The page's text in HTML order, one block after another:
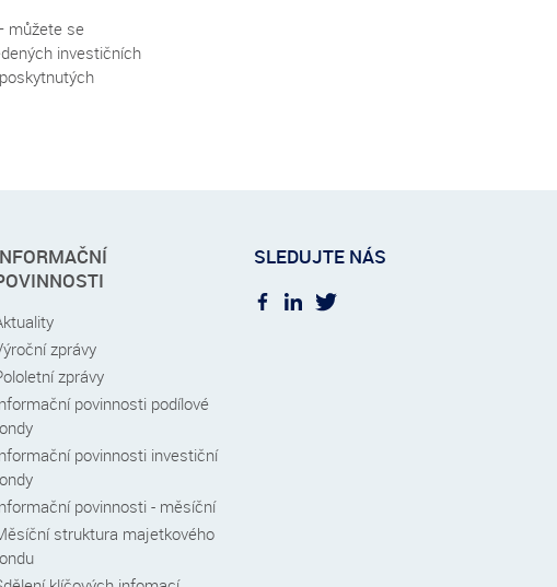
můžete se
investičních
zprávy
zprávy
povinnosti podílové
povinnosti investiční
povinnosti - měsíční
struktura majetkového
SLEDUJTE NÁS